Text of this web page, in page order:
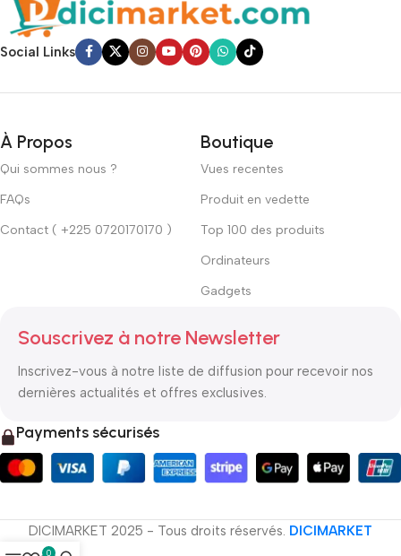
Social Links
À Propos
Qui sommes nous ?
FAQs
Contact ( +225 0720170170 )
Boutique
Vues recentes
Produit en vedette
Top 100 des produits
Ordinateurs
Gadgets
Souscrivez à notre Newsletter
Inscrivez-vous à notre liste de diffusion pour recevoir nos
dernières actualités et offres exclusives.
Payments sécurisés
DICIMARKET 2025 - Tous droits réservés. DICIMARKET
0